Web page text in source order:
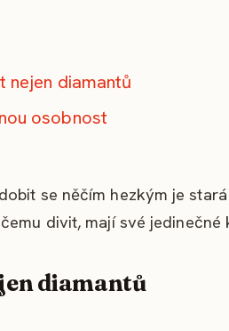
nejen diamantů
osobnost
se něčím hezkým je
divit, mají své jedinečné
diamantů